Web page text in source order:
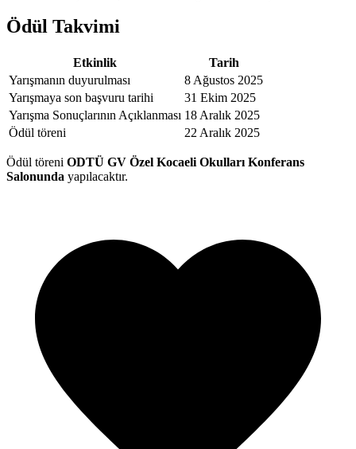
Ödül Takvimi
Etkinlik
Tarih
Yarışmanın duyurulması
8 Ağustos 2025
Yarışmaya son başvuru tarihi
31 Ekim 2025
Yarışma Sonuçlarının Açıklanması 18 Aralık 2025
Ödül töreni
22 Aralık 2025
Ödül töreni ODTÜ GV Özel Kocaeli Okulları Konferans
Salonunda yapılacaktır.